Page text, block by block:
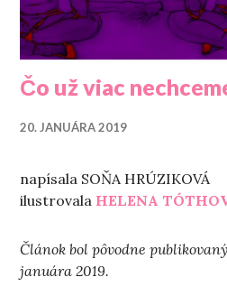
Čo už viac
20. JANUÁRA 2019
napísala SOŇA HRÚZIKOVÁ
ilustrovala HELENA
Článok bol pôvodne
januára 2019.